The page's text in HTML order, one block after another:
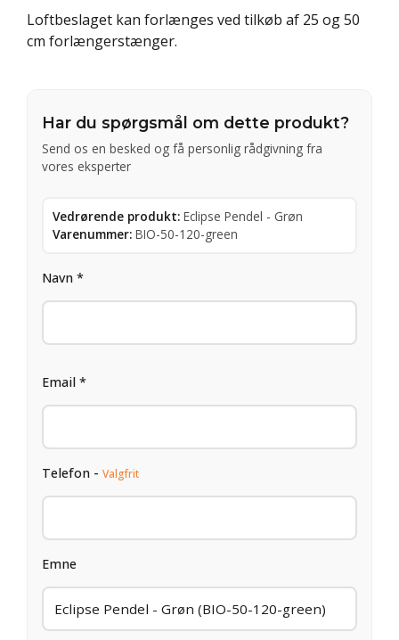
Loftbeslaget kan forlænges ved tilkøb af 25 og 50
cm forlængerstænger.
Har du spørgsmål om dette produkt?
Send os en besked og få personlig rådgivning fra
vores eksperter
Vedrørende produkt: Eclipse Pendel - Grøn
Varenummer: BIO-50-120-green
Navn *
Email *
Telefon - Valgfrit
Emne